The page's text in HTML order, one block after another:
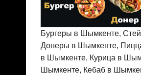
Бургеры в Шымкенте,
Донеры в Шымкенте,
в Шымкенте, Курица в
Шымкенте, Кебаб в